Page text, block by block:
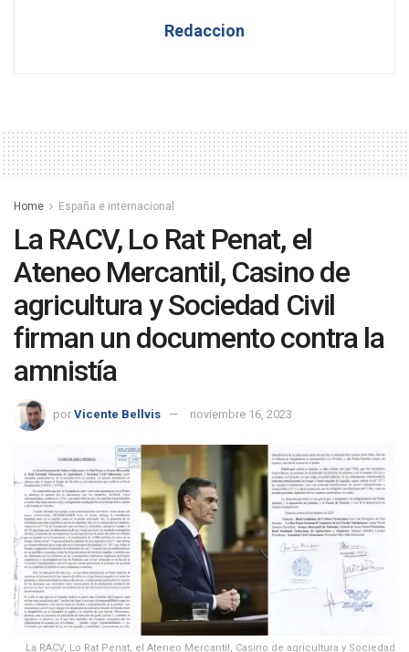
Redaccion
Home España e internacional
La RACV, Lo Rat Penat, el
Ateneo Mercantil, Casino de
agricultura y Sociedad Civil
firman un documento contra la
amnistía
por Vicente Bellvis noviembre 16, 2023
La RACV, Lo Rat Penat, el Ateneo Mercantil, Casino de agricultura y Sociedad